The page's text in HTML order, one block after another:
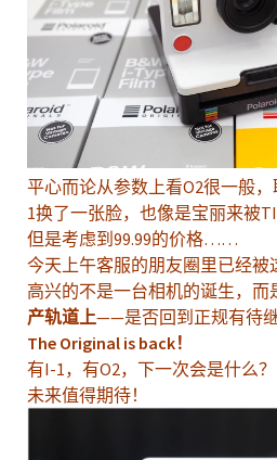
平心而论从参数上看O2很一般
1换了一张脸，也像是宝丽来被
但是考虑到99.99的价格……
今天上午客服的朋友圈里已经被
高兴的不是一台相机的诞生，而
产轨道上——是否回到正规有待继
The Original is back！
有I-1，有O2，下一次会是什么？
未来值得期待！